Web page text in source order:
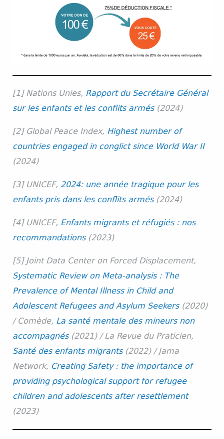
[1] Nations Unies, Rapport du Secrétaire Général
sur les enfants et les conflits armés(2024)
[2] Global Peace Index, Highest number of
countries engaged in conglict since World War II
(2024)
[3] UNICEF, 2024: une année tragique pour les
enfants pris dans les conflits armés(2024)
[4] UNICEF, Enfants migrants et réfugiés : nos
recommandations(2023)
[5] Joint Data Center on Forced Displacement,
Systematic Review on Meta-analysis : The
Prevalence of Mental Illness in Child and
Adolescent Refugees and Asylum Seekers(2020)
/ Comède, La santé mentale des mineurs non
accompagnés(2021) / La Revue du Praticien,
Santé des enfants migrants(2022) / Jama
Network, Creating Safety : the importance of
providing psychological support for refugee
children and adolescents after resettlement
(2023)